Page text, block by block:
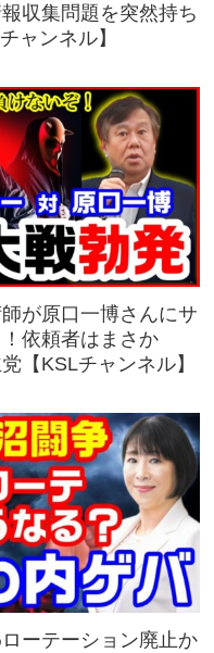
収集問題を突然持ち
ャンネル】
師が原口一博さんにサ
依頼者はまさか
【KSLチャンネル】
ローテーション廃止か